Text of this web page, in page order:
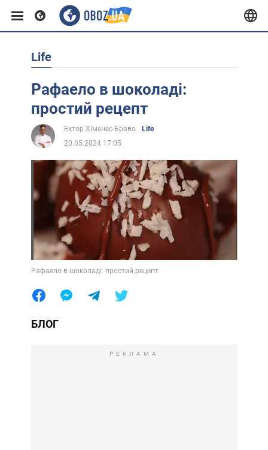
Європа
США
Лайфхаки
Life
Рафаело в шоколаді:
простий рецепт
Ектор Хіменес-Браво
Life
20.05.2024 17:05
Рафаело в шоколаді: простий рецепт
БЛОГ
РЕКЛАМА